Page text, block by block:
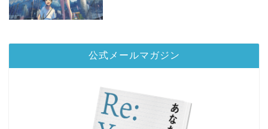
公式メールマガジン